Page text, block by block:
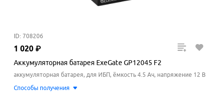
ID: 708206
1 020 ₽
Аккумуляторная батарея ExeGate GP12045 F2
аккумуляторная батарея, для ИБП, ёмкость 4.5 Ач, напряжение 12 В
Способы получения